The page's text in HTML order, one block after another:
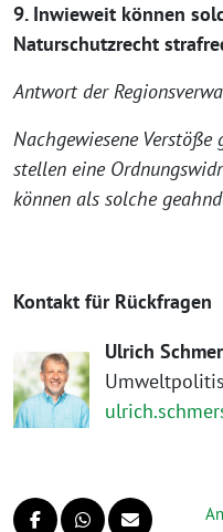
9. Inwieweit können
Naturschutzrecht
Antwort der
Nachgewiesene
stellen eine
können als solche
Kontakt für Rückfragen
Ulrich